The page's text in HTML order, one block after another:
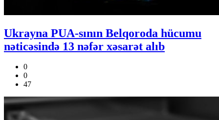
Ukrayna PUA-sının Belqoroda hücumu
nəticəsində 13 nəfər xəsarət alıb
0
0
47